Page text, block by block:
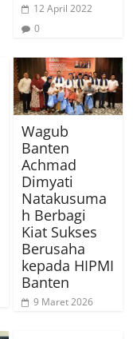
12 April 2022
0
Wagub
Banten
Achmad
Dimyati
Natakusuma
h Berbagi
Kiat Sukses
Berusaha
kepada HIPMI
Banten
9 Maret 2026